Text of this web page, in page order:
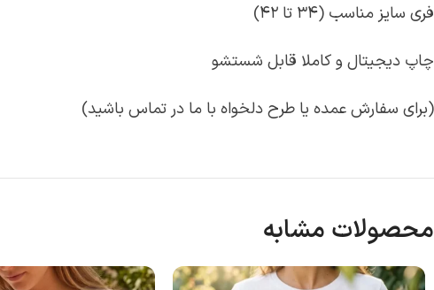
فری سایز مناسب (۳۴ تا ۴۲)
چاپ دیجیتال و کاملا قابل شستشو
(برای سفارش عمده یا طرح دلخواه با ما در تماس باشید)
محصولات مشابه